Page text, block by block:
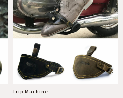
Trip Machine